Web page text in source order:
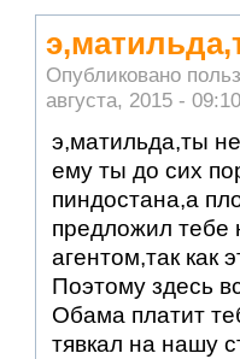
Опубликовано
августа, 2015 - 09:10
э,матильда,ты
ему ты до сих
пиндостана,а
предложил тебе
агентом,так как
Поэтому здесь
Обама платит
тявкал на нашу